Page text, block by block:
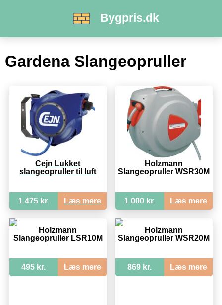
Bygpris.dk
Gardena Slangeopruller
Cejn Lukket
slangeopruller til luft
1.475 kr. Læs mere
Holzmann
Slangeopruller WSR30M
1.000 kr. Læs mere
Holzmann
Slangeopruller LSR10M
495 kr. Læs mere
Holzmann
Slangeopruller WSR20M
869 kr. Læs mere